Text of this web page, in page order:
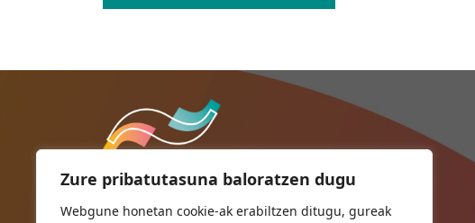
Zure pribatutasuna baloratzen dugu
Webgune honetan cookie-ak erabiltzen ditugu, gureak